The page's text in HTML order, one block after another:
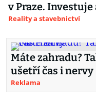
v Praze.
Reality a stavebnictví
Máte zahradu?
ušetří čas i nervy
Reklama